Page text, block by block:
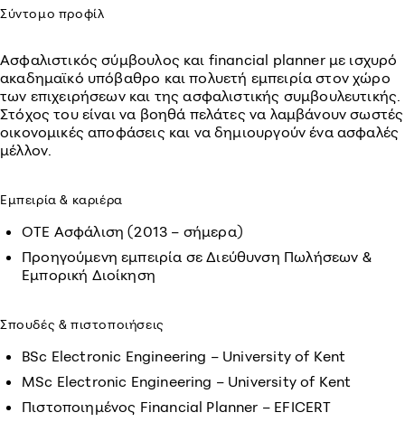
Σύντομο προφίλ
Ασφαλιστικός σύμβουλος και financial planner με ισχυρό
ακαδημαϊκό υπόβαθρο και πολυετή εμπειρία στον χώρο
των επιχειρήσεων και της ασφαλιστικής συμβουλευτικής.
Στόχος του είναι να βοηθά πελάτες να λαμβάνουν σωστές
οικονομικές αποφάσεις και να δημιουργούν ένα ασφαλές
μέλλον.
Εμπειρία & καριέρα
ΟΤΕ Ασφάλιση (2013 – σήμερα)
Προηγούμενη εμπειρία σε Διεύθυνση Πωλήσεων &
Εμπορική Διοίκηση
Σπουδές & πιστοποιήσεις
BSc Electronic Engineering – University of Kent
MSc Electronic Engineering – University of Kent
Πιστοποιημένος Financial Planner – EFICERT